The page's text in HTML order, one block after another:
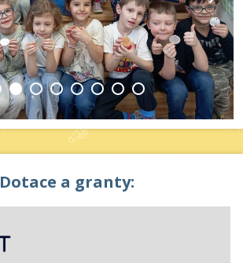
Dotace a granty: